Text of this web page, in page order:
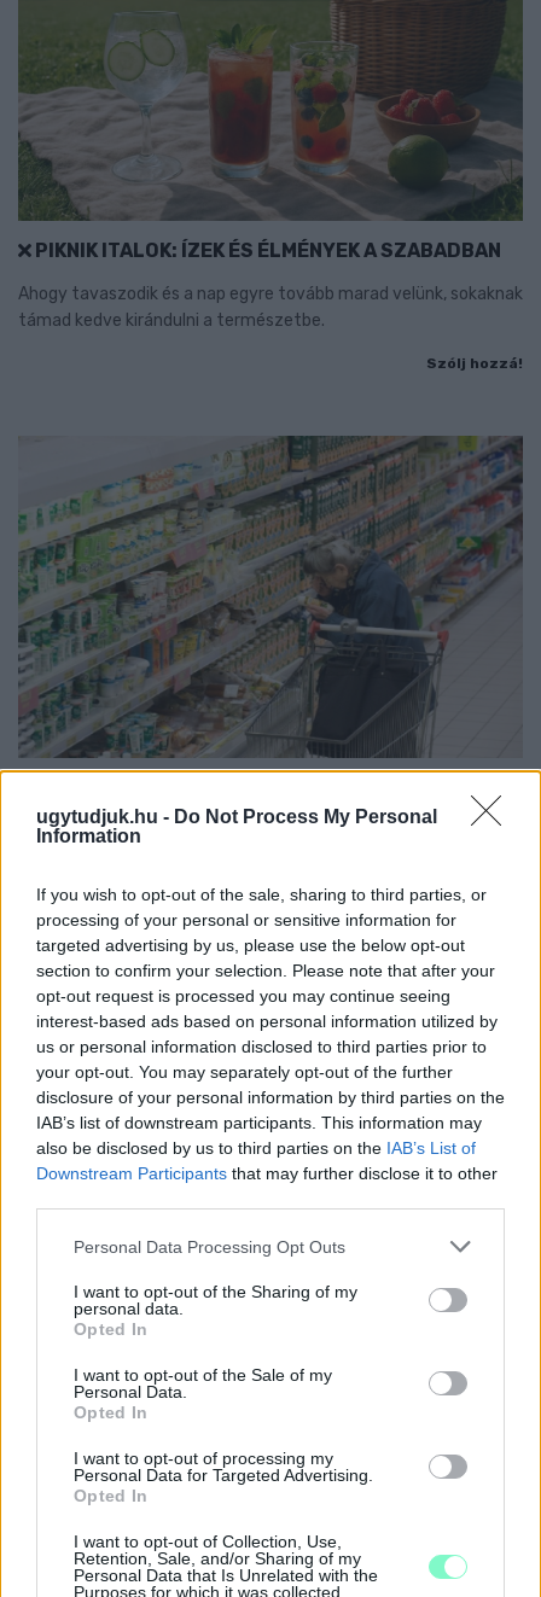
ugytudjuk.hu - Do Not Process My Personal
Information
If you wish to opt-out of the sale, sharing to third parties, or
processing of your personal or sensitive information for
targeted advertising by us, please use the below opt-out
section to confirm your selection. Please note that after your
opt-out request is processed you may continue seeing
interest-based ads based on personal information utilized by
us or personal information disclosed to third parties prior to
your opt-out. You may separately opt-out of the further
disclosure of your personal information by third parties on the
IAB’s list of downstream participants. This information may
also be disclosed by us to third parties on the IAB’s List of
Downstream Participants that may further disclose it to other
Please note that this website/app uses one or more Google
not limited to your visit or usage behaviour. You may click to
grant or deny consent to Google and its third-party tags to
use your data for below specified purposes in below Google
consent section.
Personal Data Processing Opt Outs
I want to opt-out of the Sharing of my
personal data.
Opted In
I want to opt-out of the Sale of my
Personal Data.
Opted In
I want to opt-out of processing my
Personal Data for Targeted Advertising.
Opted In
I want to opt-out of Collection, Use,
Retention, Sale, and/or Sharing of my
Personal Data that Is Unrelated with the
Purposes for which it was collected.
PIKNIK ITALOK: ÍZEK ÉS ÉLMÉNYEK A SZABADBAN
Ahogy tavaszodik és a nap egyre tovább marad velünk, sokaknak
támad kedve kirándulni a természetbe.
Szólj hozzá!
INFLÁCIÓ MAGYARORSZÁGON
már csökkent.
Szólj hozzá!
A BAROKK ÖSSZES ÁRNYALATA ÉS MÉG EGY SOR
KIVÁLÓ PROGRAM VÁR MINDENKIT EZEN A HÉTVÉGÉN
Középpontban a hagyományőrzés, de lesz Pogány Induló és
Majka koncert, jóga szeánsz, “borhajózás” és egy csomó minden
Szólj hozzá!